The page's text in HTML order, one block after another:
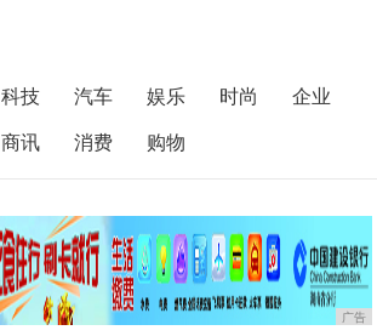
科技 汽车 娱乐 时尚
企业
商讯 消费 购物
广告